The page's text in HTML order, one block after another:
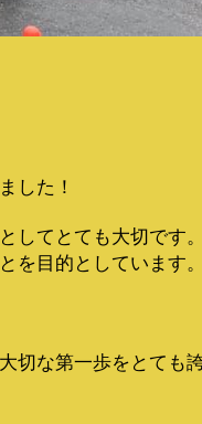
した！
してとても大切です
を目的としています。
切な第一歩をとても